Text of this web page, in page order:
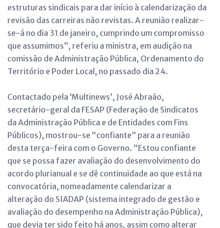
estruturas sindicais para dar início à calendarização da
revisão das carreiras não revistas. A reunião realizar-
se-á no dia 31 de janeiro, cumprindo um compromisso
que assumimos”, referiu a ministra, em audição na
comissão de Administração Pública, Ordenamento do
Território e Poder Local, no passado dia 24.
Contactado pela ‘Multinews’, José Abraão,
secretário-geral da FESAP (Federação de Sindicatos
da Administração Pública e de Entidades com Fins
Públicos), mostrou-se “confiante” para a reunião
desta terça-feira com o Governo. “Estou confiante
que se possa fazer avaliação do desenvolvimento do
acordo plurianual e se dê continuidade ao que está na
convocatória, nomeadamente calendarizar a
alteração do SIADAP (sistema integrado de gestão e
avaliação do desempenho na Administração Pública),
que devia ter sido feito há anos, assim como alterar